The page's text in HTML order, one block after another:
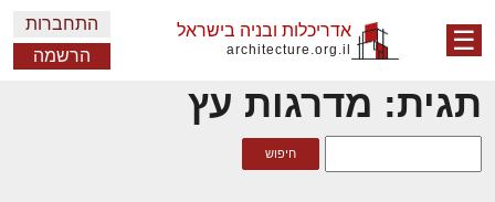
☰ אדריכלות ובניה בישראל
architecture.org.il
התחברות
הרשמה
תגית: מדרגות עץ